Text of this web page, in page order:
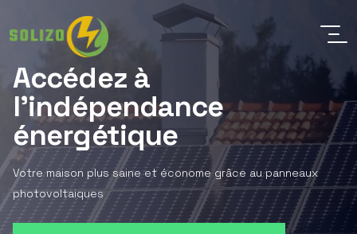
Accédez à
l'indépendance
énergétique
Votre maison plus saine et économe grâce au panneaux
photovoltaiques